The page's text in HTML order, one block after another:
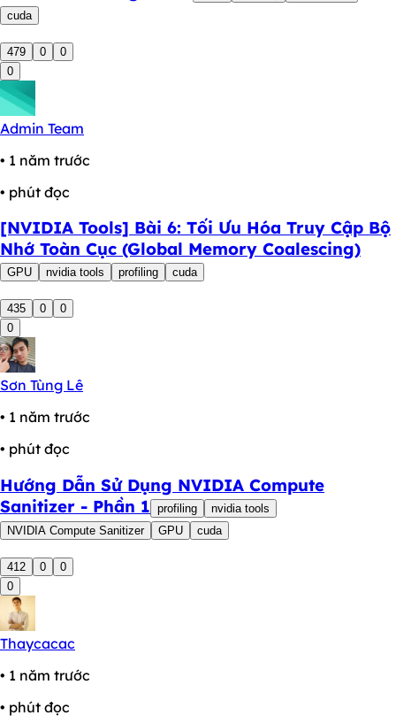
cuda
479 0
0
0
Admin Team
• 1 năm trước
• phút đọc
[NVIDIA Tools] Bài 6: Tối Ưu Hóa Truy Cập Bộ
Nhớ Toàn Cục (Global Memory Coalescing)
GPU nvidia tools profiling cuda
435 0
0
0
Sơn Tùng Lê
• 1 năm trước
• phút đọc
Hướng Dẫn Sử Dụng NVIDIA Compute
Sanitizer - Phần 1 profiling
nvidia tools
NVIDIA Compute Sanitizer
GPU cuda
412 0
0
0
Thaycacac
• 1 năm trước
• phút đọc